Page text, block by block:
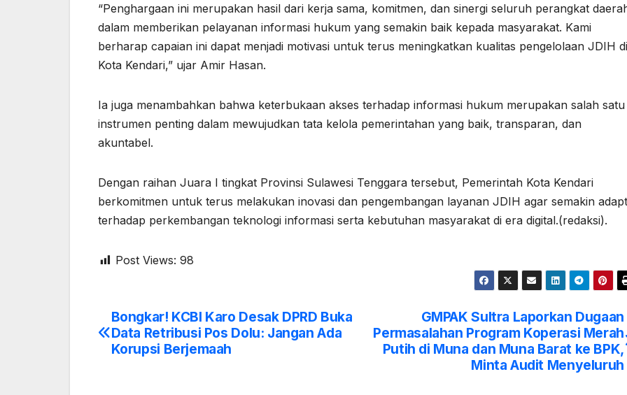
“Penghargaan ini merupakan hasil dari kerja sama, komitmen, dan sinergi seluruh perangkat
dalam memberikan pelayanan informasi hukum yang semakin baik kepada masyarakat. Kami
berharap capaian ini dapat menjadi motivasi untuk terus meningkatkan kualitas pengelolaan JDIH di
Kota Kendari,” ujar Amir Hasan.
Ia juga menambahkan bahwa keterbukaan akses terhadap informasi hukum merupakan salah satu
instrumen penting dalam mewujudkan tata kelola pemerintahan yang baik, transparan, dan
akuntabel.
Dengan raihan Juara I tingkat Provinsi Sulawesi Tenggara tersebut, Pemerintah Kota Kendari
berkomitmen untuk terus melakukan inovasi dan pengembangan layanan JDIH agar semakin
terhadap perkembangan teknologi informasi serta kebutuhan masyarakat di era digital.(redaksi).
Post Views: 98
Post
navigation
GMPAK Sultra Laporkan Dugaan
Permasalahan Program Koperasi Merah
Putih di Muna dan Muna Barat ke BPK,
Minta Audit Menyeluruh
Bongkar! KCBI Karo Desak DPRD Buka
Data Retribusi Pos Dolu: Jangan Ada
Korupsi Berjemaah